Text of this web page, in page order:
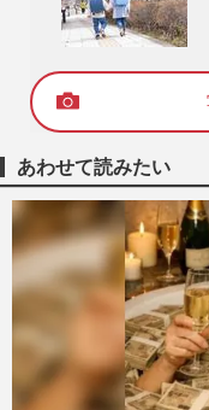
あわせて読みたい